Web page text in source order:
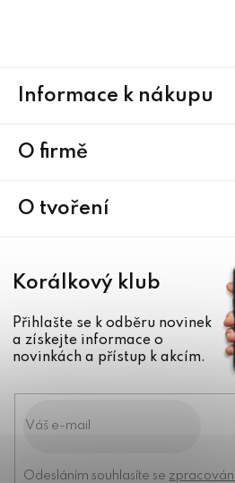
Informace k nákupu
O firmě
O tvoření
Korálkový klub
Přihlašte se k odběru novinek
a získejte informace o
novinkách a přístup k akcím.
Odesláním souhlasíte se